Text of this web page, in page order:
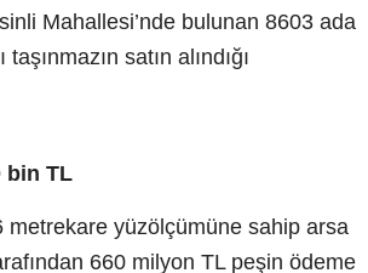
Mahallesi’nde bulunan 8603 ada
satın alındığı
bin TL
metrekare yüzölçümüne sahip arsa
660 milyon TL peşin ödeme